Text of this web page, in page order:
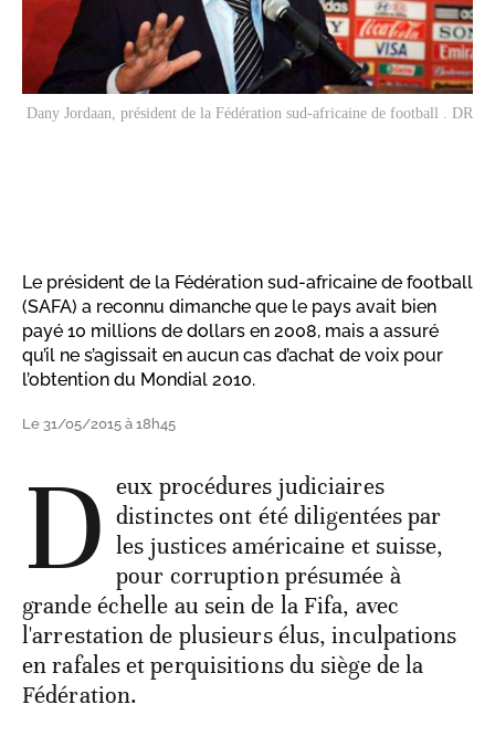
Dany Jordaan, président de la Fédération sud-africaine de football . DR
Le président de la Fédération sud-africaine de football
(SAFA) a reconnu dimanche que le pays avait bien
payé 10 millions de dollars en 2008, mais a assuré
qu’il ne s’agissait en aucun cas d’achat de voix pour
l’obtention du Mondial 2010.
Le 31/05/2015 à 18h45
D eux procédures judiciaires
distinctes ont été diligentées par
les justices américaine et suisse,
pour corruption présumée à
grande échelle au sein de la Fifa, avec
l'arrestation de plusieurs élus, inculpations
en rafales et perquisitions du siège de la
Fédération.